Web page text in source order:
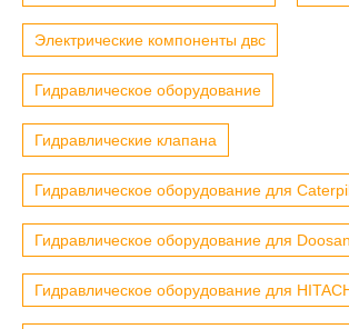
Электрические компоненты двс
Гидравлическое оборудование
Гидравлические клапана
Гидравлическое оборудование для
Гидравлическое оборудование для Doosan
Гидравлическое оборудование для